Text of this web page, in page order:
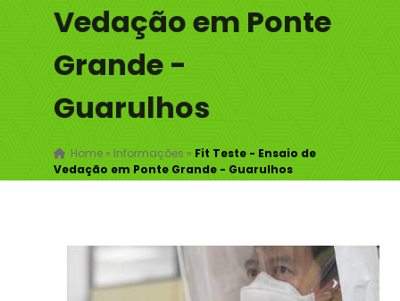
Vedação em Ponte
Grande -
Guarulhos
Home» Informações » Fit Teste - Ensaio de
Vedação em Ponte Grande - Guarulhos